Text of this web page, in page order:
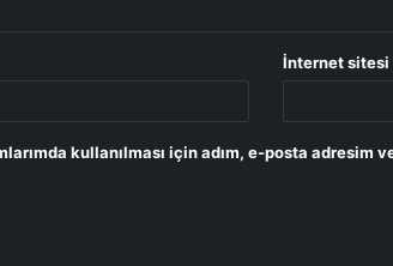
İnternet sitesi
kullanılması için adım, e-posta adresim